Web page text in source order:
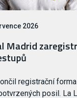
2026
Madrid
registrační
posil. La